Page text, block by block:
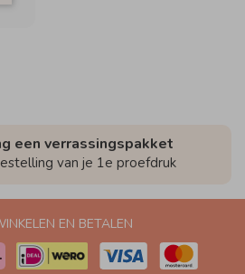
een verrassingspakket
van je 1e proefdruk
EN BETALEN